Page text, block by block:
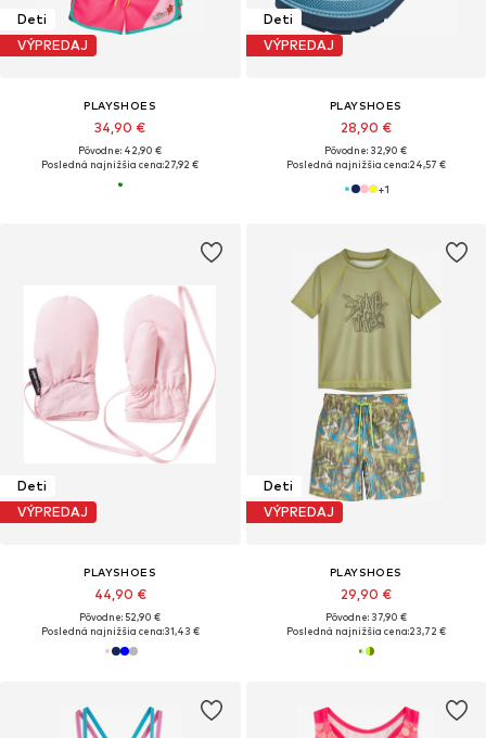
Deti
VÝPREDAJ
PLAYSHOES
34,90 €
Pôvodne: 42,90 €
Posledná najnižšia cena:27,92 €
Deti
VÝPREDAJ
PLAYSHOES
28,90 €
Pôvodne: 32,90 €
Posledná najnižšia cena:24,57 €
+1
Deti
VÝPREDAJ
PLAYSHOES
44,90 €
Pôvodne: 52,90 €
Posledná najnižšia cena:31,43 €
Deti
VÝPREDAJ
PLAYSHOES
29,90 €
Pôvodne: 37,90 €
Posledná najnižšia cena:23,72 €